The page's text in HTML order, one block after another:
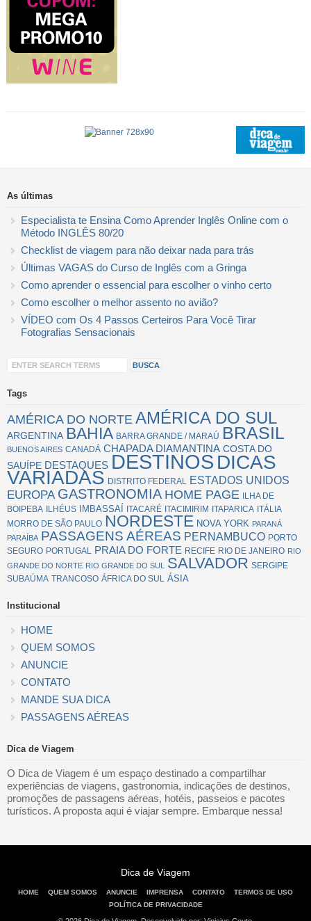
As últimas
Especialista te Ensina Como Aprender Inglês Online com o
Método INGLÊS 80/20
Checklist de viagem para não deixar nada para trás
Últimas VAGAS do Curso de Inglês com a Gringa
Como aprender o essencial para escolher o vinho certo
Como escolher o melhor assento no avião?
VÍDEO com Os 4 Passos Certeiros Para Você Tirar
Fotografias Sensacionais
Tags
AMÉRICA DO NORTE AMÉRICA DO SUL
ARGENTINA BAHIA BARRA GRANDE / MARAÚ BRASIL
BUENOS AIRES CANADÁ CHAPADA DIAMANTINA COSTA DO
SAUÍPE DESTAQUES DESTINOS DICAS
VARIADAS DISTRITO FEDERAL ESTADOS UNIDOS
EUROPA GASTRONOMIA HOME PAGE
ILHA DE
BOIPEBA
ILHÉUS IMBASSAÍ ITACARÉ ITACIMIRIM ITAPARICA ITÁLIA
MORRO DE SÃO PAULO NORDESTE NOVA YORK PARANÁ
PARAÍBA PASSAGENS AÉREAS PERNAMBUCO PORTO
SEGURO PORTUGAL PRAIA DO FORTE RECIFE RIO DE JANEIRO RIO
GRANDE DO NORTE RIO GRANDE DO SUL SALVADOR SERGIPE
SUBAÚMA TRANCOSO ÁFRICA DO SUL ÁSIA
Institucional
HOME
QUEM SOMOS
ANUNCIE
CONTATO
MANDE SUA DICA
PASSAGENS AÉREAS
Dica de Viagem
O Dica de Viagem é um espaço destinado a compartilhar
experiências de viagens, gastronomia, indicações de destinos,
promoções de passagens aéreas, hotéis, passeios e pacotes
turísticos. A proposta aqui é viajar sempre. Embarque nessa!
Dica de Viagem
HOME QUEM SOMOS ANUNCIE IMPRENSA CONTATO
TERMOS DE USO
POLÍTICA DE PRIVACIDADE